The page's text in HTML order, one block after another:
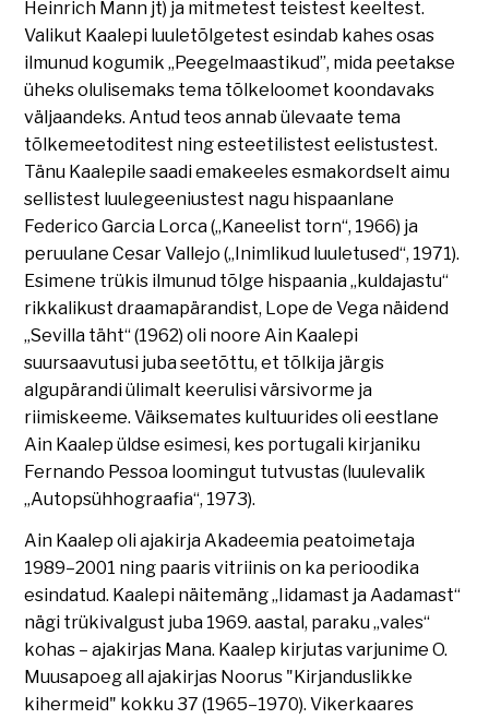
Heinrich Mann jt) ja mitmetest teistest keeltest.
Valikut Kaalepi luuletõlgetest esindab kahes osas
ilmunud kogumik „Peegelmaastikud”, mida peetakse
üheks olulisemaks tema tõlkeloomet koondavaks
väljaandeks. Antud teos annab ülevaate tema
tõlkemeetoditest ning esteetilistest eelistustest.
Tänu Kaalepile saadi emakeeles esmakordselt aimu
sellistest luulegeeniustest nagu hispaanlane
Federico Garcia Lorca („Kaneelist torn“, 1966) ja
peruulane Cesar Vallejo („Inimlikud luuletused“, 1971).
Esimene trükis ilmunud tõlge hispaania „kuldajastu“
rikkalikust draamapärandist, Lope de Vega näidend
„Sevilla täht“ (1962) oli noore Ain Kaalepi
suursaavutusi juba seetõttu, et tõlkija järgis
algupärandi ülimalt keerulisi värsivorme ja
riimiskeeme. Väiksemates kultuurides oli eestlane
Ain Kaalep üldse esimesi, kes portugali kirjaniku
Fernando Pessoa loomingut tutvustas (luulevalik
„Autopsühhograafia“, 1973).
Ain Kaalep oli ajakirja Akadeemia peatoimetaja
1989–2001 ning paaris vitriinis on ka perioodika
esindatud. Kaalepi näitemäng „Iidamast ja Aadamast“
nägi trükivalgust juba 1969. aastal, paraku „vales“
kohas – ajakirjas Mana. Kaalep kirjutas varjunime O.
Muusapoeg all ajakirjas Noorus "Kirjanduslikke
kihermeid" kokku 37 (1965–1970). Vikerkaares